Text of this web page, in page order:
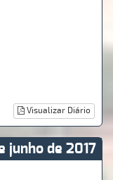
Visualizar Diário
junho de 2017